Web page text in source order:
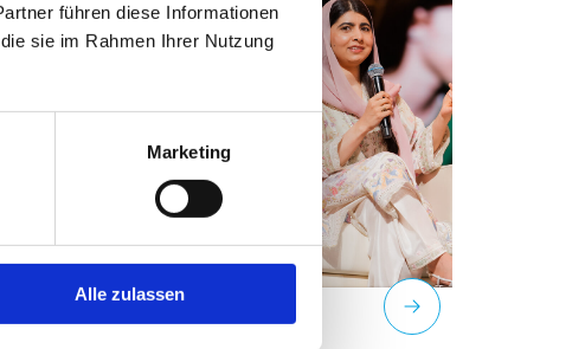
führen diese Informationen
sie im Rahmen Ihrer Nutzung
Marketing
Alle zulassen
NEWS